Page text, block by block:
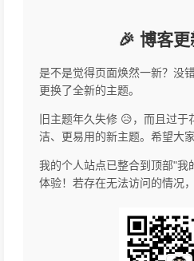
🎉 博客更
是不是觉得页面焕然一新？没
更换了全新的主题。
旧主题年久失修 😥，而且过
洁、更易用的新主题。希望大家
我的个人站点已整合到顶部"我
体验！若存在无法访问的情况